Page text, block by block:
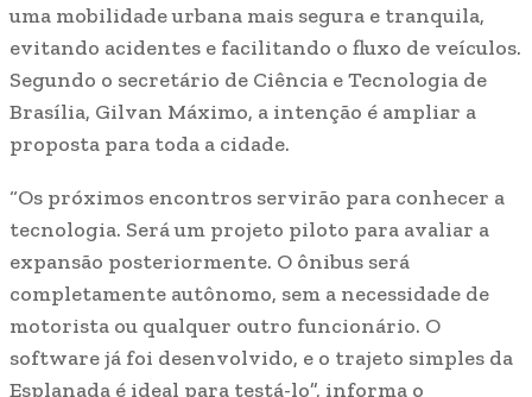
uma mobilidade urbana mais segura e tranquila,
evitando acidentes e facilitando o fluxo de veículos.
Segundo o secretário de Ciência e Tecnologia de
Brasília, Gilvan Máximo, a intenção é ampliar a
proposta para toda a cidade.
“Os próximos encontros servirão para conhecer a
tecnologia. Será um projeto piloto para avaliar a
expansão posteriormente. O ônibus será
completamente autônomo, sem a necessidade de
motorista ou qualquer outro funcionário. O
software já foi desenvolvido, e o trajeto simples da
Esplanada é ideal para testá-lo”, informa o